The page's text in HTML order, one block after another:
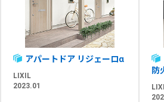
アパートドア リジェーロα
LIXIL
2023.01
防